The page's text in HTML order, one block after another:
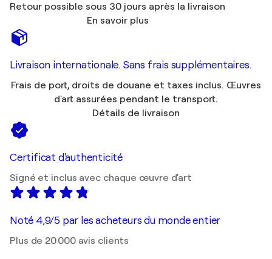
Retour possible sous 30 jours après la livraison
En savoir plus
Livraison internationale. Sans frais supplémentaires.
Frais de port, droits de douane et taxes inclus. Œuvres
d'art assurées pendant le transport.
Détails de livraison
Certificat d'authenticité
Signé et inclus avec chaque œuvre d'art
Noté 4,9/5 par les acheteurs du monde entier
Plus de 20 000 avis clients